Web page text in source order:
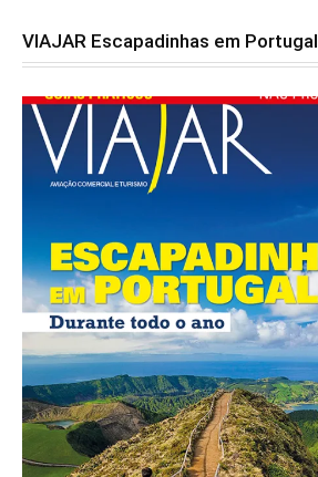
VIAJAR Escapadinhas em Portugal